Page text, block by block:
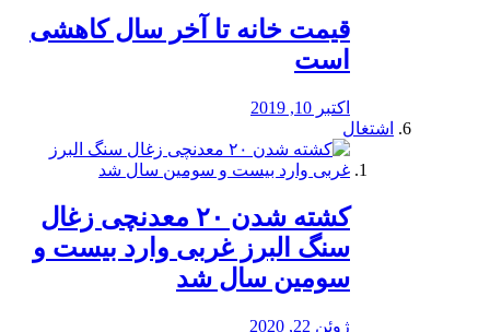
قیمت خانه تا آخر سال کاهشی
است
اکتبر 10, 2019
اشتغال
کشته شدن ۲۰ معدنچی زغال
سنگ البرز غربی وارد بیست و
سومین سال شد
ژوئن 22, 2020